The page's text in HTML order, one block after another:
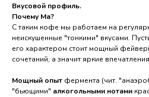
Вкусовой профиль.
Почему Ма?
С таким кофе мы работаем на
неискушенные "тонкими" вкусами.
его характером стоит мощный
сочетаний, а значит яркие
Мощный опыт фермента (чит.
"бьющими" алкогольными нотами